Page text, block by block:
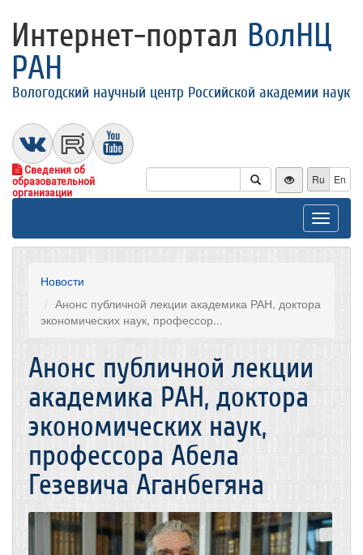
Интернет-портал ВолНЦ
РАН
Вологодский научный центр Российской академии наук
Сведения об
образовательной
организации
Ru En
Toggle
Новости
Анонс публичной лекции академика РАН, доктора
экономических наук, профессор...
Анонс публичной лекции
академика РАН, доктора
экономических наук,
профессора Абела
Гезевича Аганбегяна